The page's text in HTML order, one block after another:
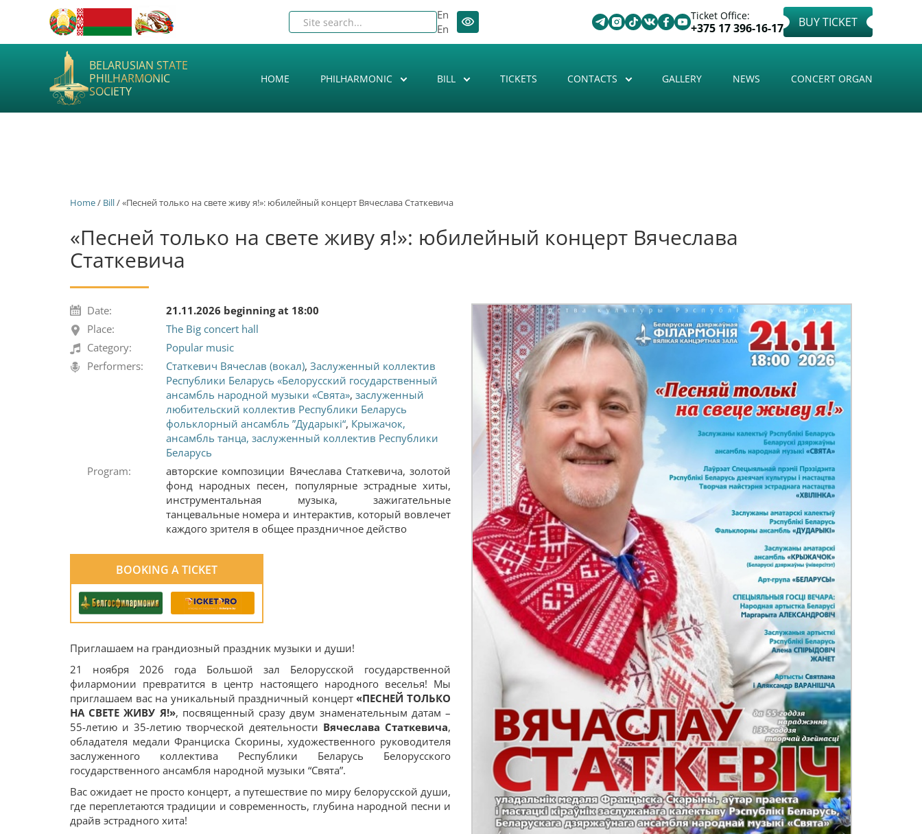
Ticket Office:
+375 17 396-16-17 BUY TICKET
En
En
BELARUSIAN STATE
PHILHARMONIC
SOCIETY
HOME PHILHARMONIC BILL TICKETS CONTACTS GALLERY NEWS CONCERT ORGAN
Home/ Bill/ «Песней только на свете живу я!»: юбилейный концерт Вячеслава Статкевича
«Песней только на свете живу я!»: юбилейный концерт Вячеслава
Статкевича
Date:
21.11.2026 beginning at 18:00
Place:
The Big concert hall
Category:
Popular music
Performers:
Статкевич Вячеслав (вокал), Заслуженный коллектив
Республики Беларусь «Белорусский государственный
ансамбль народной музыки «Свята», заслуженный
любительский коллектив Республики Беларусь
фольклорный ансамбль ”Дударыкі“, Крыжачок,
ансамбль танца, заслуженный коллектив Республики
Беларусь
Program:
авторские композиции Вячеслава Статкевича, золотой
фонд народных песен, популярные эстрадные хиты,
инструментальная музыка, зажигательные
танцевальные номера и интерактив, который вовлечет
каждого зрителя в общее праздничное действо
BOOKING A TICKET
Приглашаем на грандиозный праздник музыки и души!
21 ноября 2026 года Большой зал Белорусской государственной
филармонии превратится в центр настоящего народного веселья! Мы
приглашаем вас на уникальный праздничный концерт«ПЕСНЕЙ ТОЛЬКО
НА СВЕТЕ ЖИВУ Я!», посвященный сразу двум знаменательным датам –
55-летию и 35-летию творческой деятельности Вячеслава Статкевича,
обладателя медали Франциска Скорины, художественного руководителя
заслуженного коллектива Республики Беларусь Белорусского
государственного ансамбля народной музыки “Свята”.
Вас ожидает не просто концерт, а путешествие по миру белорусской души,
где переплетаются традиции и современность, глубина народной песни и
драйв эстрадного хита!